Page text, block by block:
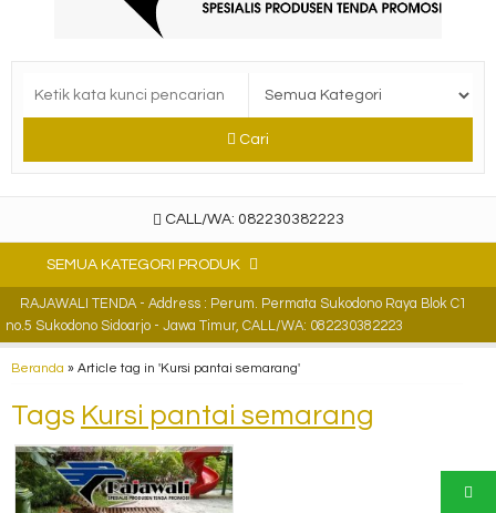
Cari
CALL/WA: 082230382223
SEMUA KATEGORI PRODUK
RAJAWALI TENDA - Address : Perum. Permata Sukodono Raya Blok C1
no.5 Sukodono Sidoarjo - Jawa Timur, CALL/WA: 082230382223
Beranda » Article tag in 'Kursi pantai semarang'
Tags Kursi pantai semarang